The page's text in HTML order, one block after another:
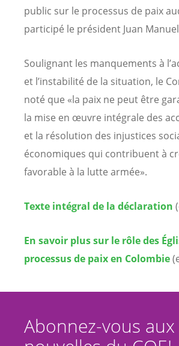
public sur le processus de paix
participé le président Juan
Soulignant les manquements à
et l’instabilité de la situation, le
noté que «la paix ne peut être
la mise en œuvre intégrale des
et la résolution des injustices
économiques qui contribuent à
favorable à la lutte armée».
Texte intégral de la déclaration
En savoir plus sur le rôle des
processus de paix en Colombie
Abonnez-vous aux